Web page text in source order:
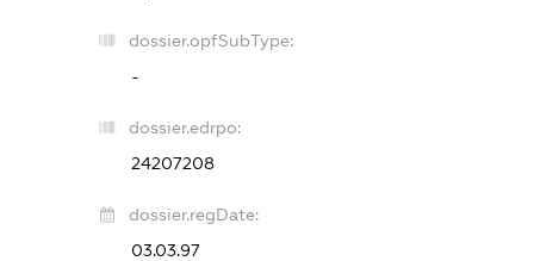
dossier.opfSubType:
-
dossier.edrpo:
24207208
dossier.regDate:
03.03.97